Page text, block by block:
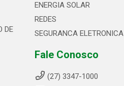
DE
ENERGIA SOLAR
REDES
SEGURANCA ELETRONICA
Fale Conosco
(27) 3347-1000